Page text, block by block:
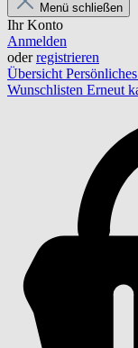
Menü schließen
Ihr Konto
Anmelden
oderregistrieren
Übersicht
Wunschlisten Erneut